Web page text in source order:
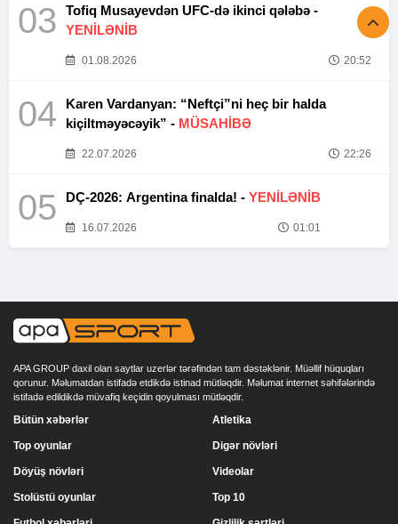
03
Tofiq Musayevdən UFC-də ikinci qələbə -
YENİLƏNİB
01.08.2026 20:52
04
Karen Vardanyan: “Neftçi”ni heç bir halda
kiçiltməyəcəyik” - MÜSAHİBƏ
22.07.2026 22:26
05 DÇ-2026: Argentina finalda! - YENİLƏNİB
16.07.2026 01:01
APA GROUP daxil olan saytlar uzerlər tərəfindən tam dəstəklənir. Müəllif hüquqları
qorunur. Məlumatdan istifadə etdikdə istinad mütləqdir. Məlumat internet səhifələrində
istifadə edildikdə müvafiq keçidin qoyulması mütləqdir.
Bütün xəbərlər
Top oyunlar
Döyüş növləri
Stolüstü oyunlar
Atletika
Digər növləri
Videolar
Top 10